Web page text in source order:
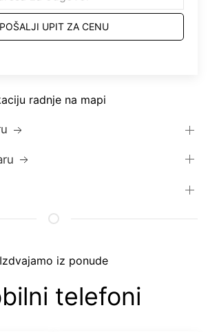
POŠALJI UPIT ZA CENU
radnje na mapi
Izdvajamo iz ponude
telefoni